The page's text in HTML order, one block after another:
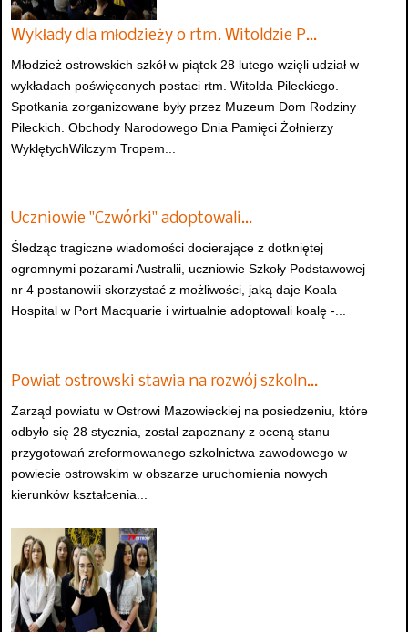
Wykłady dla młodzieży o rtm. Witoldzie P…
Młodzież ostrowskich szkół w piątek 28 lutego wzięli udział w
wykładach poświęconych postaci rtm. Witolda Pileckiego.
Spotkania zorganizowane były przez Muzeum Dom Rodziny
Pileckich. Obchody Narodowego Dnia Pamięci Żołnierzy
WyklętychWilczym Tropem...
Uczniowie "Czwórki" adoptowali…
Śledząc tragiczne wiadomości docierające z dotkniętej
ogromnymi pożarami Australii, uczniowie Szkoły Podstawowej
nr 4 postanowili skorzystać z możliwości, jaką daje Koala
Hospital w Port Macquarie i wirtualnie adoptowali koalę -...
Powiat ostrowski stawia na rozwój szkoln…
Zarząd powiatu w Ostrowi Mazowieckiej na posiedzeniu, które
odbyło się 28 stycznia, został zapoznany z oceną stanu
przygotowań zreformowanego szkolnictwa zawodowego w
powiecie ostrowskim w obszarze uruchomienia nowych
kierunków kształcenia...